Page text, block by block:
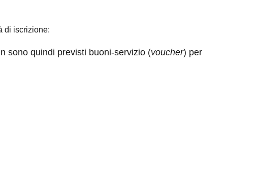
di iscrizione:
sono quindi previsti buoni-servizio (voucher) per